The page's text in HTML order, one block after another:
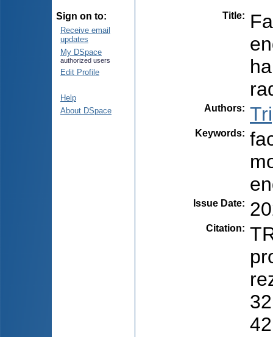
Sign on to:
Receive email
updates
My DSpace
authorized users
Edit Profile
Help
About DSpace
Title:
Authors:
Keywords:
Issue Date:
Citation: